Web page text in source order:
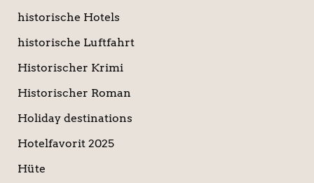
historische Hotels
historische Luftfahrt
Historischer Krimi
Historischer Roman
Holiday destinations
Hotelfavorit 2025
Hüte